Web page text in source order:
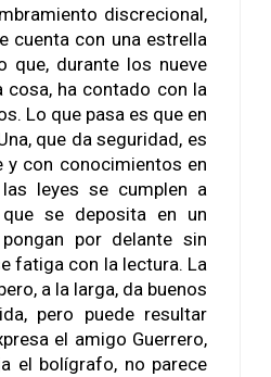
discrecional,
cuenta con una estrella
que, durante los nueve
cosa, ha contado con la
Lo que pasa es que en
que da seguridad, es
y con conocimientos en
leyes se cumplen a
se deposita en un
por delante sin
fatiga con la lectura. La
a la larga, da buenos
pero puede resultar
el amigo Guerrero,
el bolígrafo, no parece